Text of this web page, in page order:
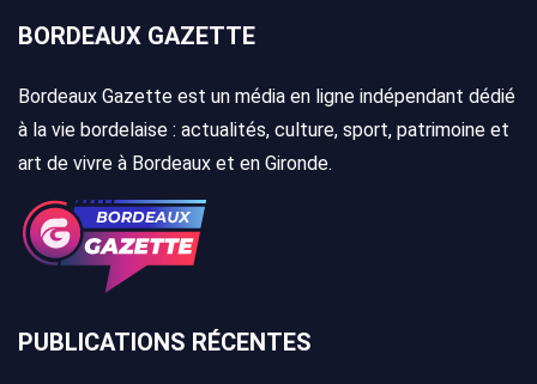
BORDEAUX GAZETTE
Bordeaux Gazette est un média en ligne indépendant dédié
à la vie bordelaise : actualités, culture, sport, patrimoine et
art de vivre à Bordeaux et en Gironde.
PUBLICATIONS RÉCENTES